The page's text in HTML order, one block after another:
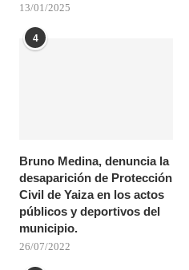
13/01/2025
4
Bruno Medina, denuncia la
desaparición de Protección
Civil de Yaiza en los actos
públicos y deportivos del
municipio.
26/07/2022